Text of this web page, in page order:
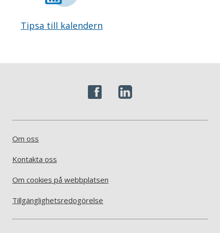
Tipsa till kalendern
Om oss
Kontakta oss
Om cookies på webbplatsen
Tillgänglighetsredogörelse